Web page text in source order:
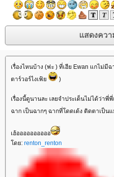
เรื่องไหนบ้าง (ฟะ ) ที่เฮีย Ewan แกไม่มี
ตาร์วอร์ไงเฟ้
)
เรื่องนี้ดูนานละ เลยจำประเด็นไม่ได้ว่าพี่
ฉาก เป็นฉากๆ ฉากที่โดดเด้ง ติดตาเป็น
เฮ้ออออออออออ
ดย: renton_renton